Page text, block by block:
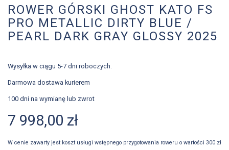
ROWER GÓRSKI GHOST KATO FS
PRO METALLIC DIRTY BLUE /
PEARL DARK GRAY GLOSSY 2025
Wysyłka w ciągu 5-7 dni roboczych.
Darmowa dostawa kurierem
100 dni na wymianę lub zwrot
7 998,00 zł
W cenie zawarty jest koszt usługi wstępnego przygotowania roweru o wartości 300 zł